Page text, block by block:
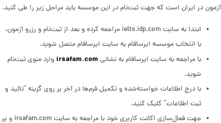
آزمون در ایران است که جهت ثبت‌نام در این موسسه باید مراحل زیر را طی کنید.
ابتدا به سایت ielts.idp.com مراجعه کرده و بعد از ثبت‌نام و رزرو آزمون،
با انتخاب موسسه ایرسافام به سایت ایرسافام متصل شوید.
با مراجعه به سایت ایرسافام به نشانی irsafam.com وارد منوی ثبت‌نام
شوید.
با درج اطلاعات خواسته‌شده و تکمیل فرم‌ها در آخر بر روی گزینه “تائید و
ثبت اطلاعات” کلیک کنید.
جهت فعال‌سازی اکانت کاربری خود با مراجعه به سایت irsafam.com و پر